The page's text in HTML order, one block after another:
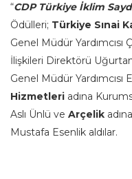
“CDP Türkiye İklim
Ödülleri; Türkiye Sınai
Genel Müdür Yardımcısı
İlişkileri Direktörü
Genel Müdür Yardımcısı
Hizmetleri adına
Aslı Ünlü ve Arçelik
Mustafa Esenlik aldılar.